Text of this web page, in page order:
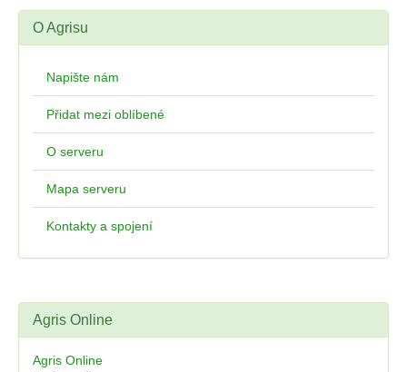
O Agrisu
Napište nám
Přidat mezi oblíbené
O serveru
Mapa serveru
Kontakty a spojení
Agris Online
Agris Online